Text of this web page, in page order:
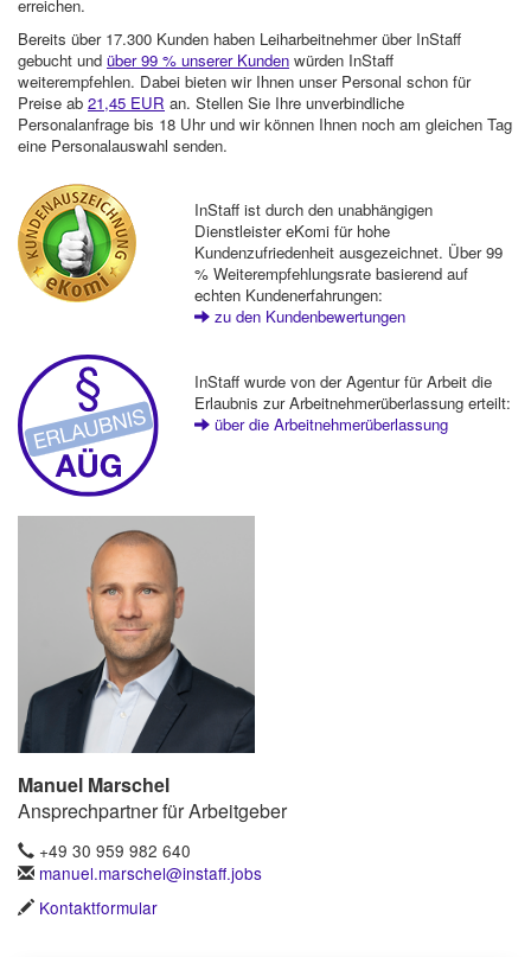
erreichen.
Bereits über 17.300 Kunden haben Leiharbeitnehmer über InStaff
gebucht und über 99 % unserer Kunden würden InStaff
weiterempfehlen. Dabei bieten wir Ihnen unser Personal schon für
Preise ab 21,45 EUR an. Stellen Sie Ihre unverbindliche
Personalanfrage bis 18 Uhr und wir können Ihnen noch am gleichen Tag
eine Personalauswahl senden.
InStaff ist durch den unabhängigen
Dienstleister eKomi für hohe
Kundenzufriedenheit ausgezeichnet. Über 99
% Weiterempfehlungsrate basierend auf
echten Kundenerfahrungen:
zu den Kundenbewertungen
InStaff wurde von der Agentur für Arbeit die
Erlaubnis zur Arbeitnehmerüberlassung erteilt:
über die Arbeitnehmerüberlassung
Manuel Marschel
Ansprechpartner für Arbeitgeber
+49 30 959 982 640
manuel.marschel@instaff.jobs
Kontaktformular